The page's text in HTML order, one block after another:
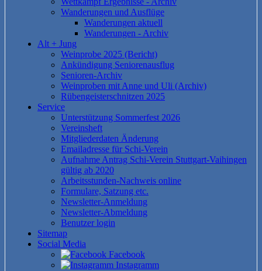
Wanderungen und Ausflüge
Wanderungen aktuell
Wanderungen - Archiv
Alt + Jung
Weinprobe 2025 (Bericht)
Ankündigung Seniorenausflug
Senioren-Archiv
Weinproben mit Anne und Uli (Archiv)
Rübengeisterschnitzen 2025
Service
Unterstützung Sommerfest 2026
Vereinsheft
Mitgliederdaten Änderung
Emailadresse für Schi-Verein
Aufnahme Antrag Schi-Verein Stuttgart-Vaihingen
gültig ab 2020
Arbeitsstunden-Nachweis online
Formulare, Satzung etc.
Newsletter-Anmeldung
Newsletter-Abmeldung
Benutzer login
Sitemap
Social Media
Facebook
Instagramm